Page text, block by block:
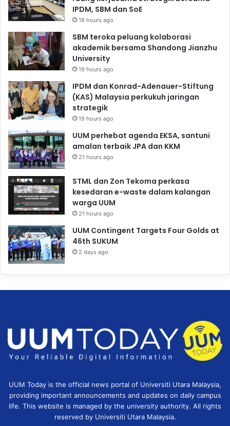
IPDM, SBM dan SoE
18 hours ago
SBM teroka peluang kolaborasi
akademik bersama Shandong Jianzhu
University
19 hours ago
IPDM dan Konrad-Adenauer-Stiftung
(KAS) Malaysia perkukuh jaringan
strategik
19 hours ago
UUM perhebat agenda EKSA, santuni
amalan terbaik JPA dan KKM
21 hours ago
STML dan Zon Tekoma perkasa
kesedaran e-waste dalam kalangan
warga UUM
21 hours ago
UUM Contingent Targets Four Golds at
46th SUKUM
2 days ago
UUM Today is the official news portal of Universiti Utara Malaysia,
providing important announcements and updates on daily campus
life. This website is managed by the university authority. All rights
reserved by Universiti Utara Malaysia.